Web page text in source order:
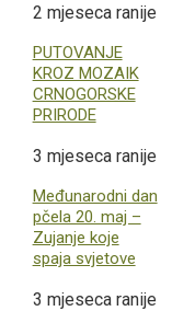
2 mjeseca ranije
PUTOVANJE
KROZ MOZAIK
CRNOGORSKE
PRIRODE
3 mjeseca ranije
Međunarodni dan
pčela 20. maj –
Zujanje koje
spaja svjetove
3 mjeseca ranije